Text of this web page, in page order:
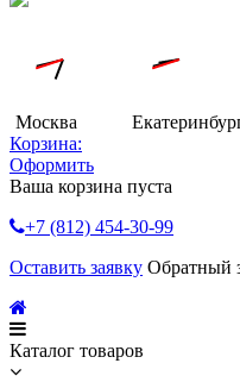
Москва
Корзина:
Оформить
Ваша корзина пуста
+7 (812) 454-30-99
Оставить заявку Обратный
Каталог товаров